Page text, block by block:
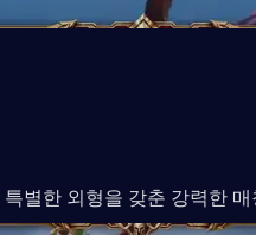
별한 외형을 갖춘 강력한